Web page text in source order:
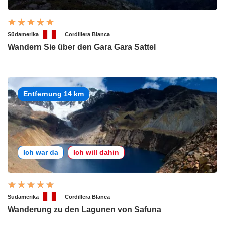
Südamerika Cordillera Blanca
Wandern Sie über den Gara Gara Sattel
Entfernung 14 km
Ich war da Ich will dahin
Südamerika Cordillera Blanca
Wanderung zu den Lagunen von Safuna